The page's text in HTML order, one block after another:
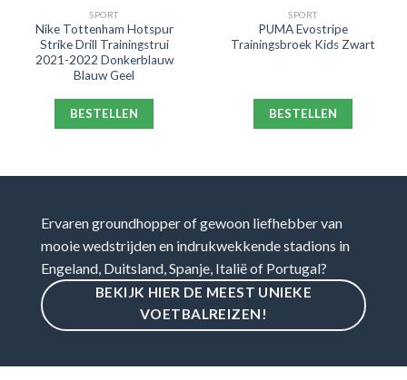
SPORT
Nike Tottenham Hotspur
Strike Drill Trainingstrui
2021-2022 Donkerblauw
Blauw Geel
BESTELLEN
SPORT
PUMA Evostripe
Trainingsbroek Kids Zwart
BESTELLEN
Ervaren groundhopper of gewoon liefhebber van
mooie wedstrijden en indrukwekkende stadions in
Engeland, Duitsland, Spanje, Italië of Portugal?
BEKIJK HIER DE MEEST UNIEKE
VOETBALREIZEN!